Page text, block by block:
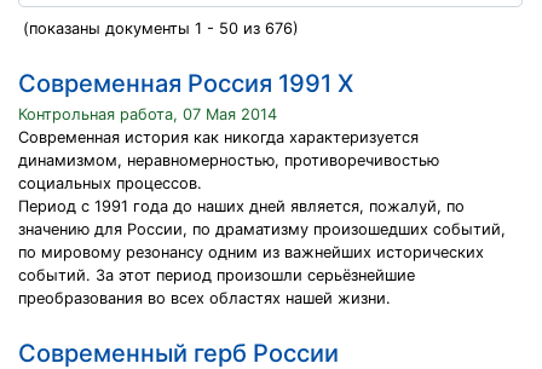
(показаны документы 1 - 50 из 676)
Современная Россия 1991 Х
Контрольная работа, 07 Мая 2014
Современная история как никогда характеризуется
динамизмом, неравномерностью, противоречивостью
социальных процессов.
Период с 1991 года до наших дней является, пожалуй, по
значению для России, по драматизму произошедших событий,
по мировому резонансу одним из важнейших исторических
событий. За этот период произошли серьёзнейшие
преобразования во всех областях нашей жизни.
Современный герб России